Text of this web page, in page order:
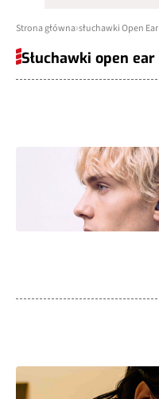
Strona główna słuchawki Open Ear
Słuchawki open ear